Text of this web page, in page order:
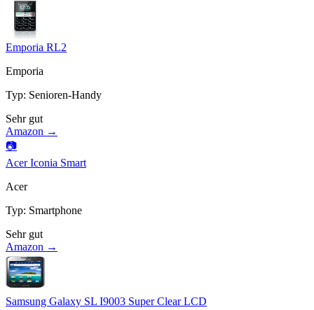
Emporia RL2
Emporia
Typ: Senioren-Handy
Sehr gut
Amazon →
📷
Acer Iconia Smart
Acer
Typ: Smartphone
Sehr gut
Amazon →
Samsung Galaxy SL I9003 Super Clear LCD